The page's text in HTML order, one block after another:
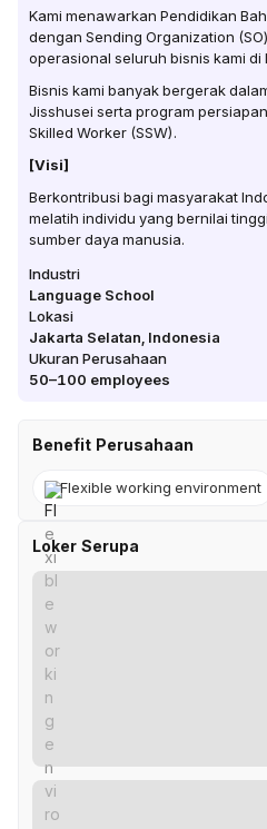
Kami menawarkan Pendidikan
dengan Sending Organization
operasional seluruh bisnis kami di
Bisnis kami banyak bergerak
Jisshusei serta program
Skilled Worker (SSW).
[Visi]
Berkontribusi bagi masyarakat
melatih individu yang bernilai
sumber daya manusia.
Industri
Language School
Lokasi
Jakarta Selatan Indonesia
Ukuran Perusahaan
50–100 employees
Benefit Perusahaan
Flexible working environment
Loker Serupa